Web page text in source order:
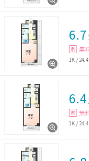
6.7
敷 無
1K /
6.4
敷 無
1K /